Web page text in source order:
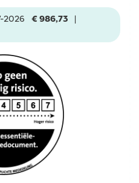
2026 € 986,73
|